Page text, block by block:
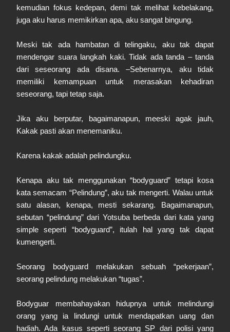
kemudian fokus kedepan, demi tak melihat kebelakang,
juga aku harus memikirkan apa, aku sangat bingung.
Meski tak ada hambatan di telingaku, aku tak dapat
mendengar suara langkah kaki. Tidak ada tanda – tanda
dari seseorang ada disana. –Sebenarnya, aku tidak
memiliki kemampuan untuk merasakan kehadiran
seseorang, tapi tetap saja.
Jika aku berputar, bagaimanapun, meeski agak jauh,
Kakak pasti akan menemaniku.
Karena kakak adalah pelindungku.
Kenapa aku tak menggunakan “bodyguard” tetapi kosa
kata semacam “Pelindung”, aku tak mengerti. Walau untuk
satu alasan, kenapa, mesti sekarang. Bagaimanapun,
sebutan “pelindung” dari Yotsuba berbeda dari kata yang
simple seperti “bodyguard”, itulah hal yang tak dapat
kumengerti.
Seorang bodyguard melakukan sebuah “pekerjaan”,
seorang pelindung melakukan “tugas”.
Bodyguar membahayakan hidupnya untuk melindungi
orang yang ia lindungi untuk mendapatkan uang dan
hadiah. Ada kasus seperti seorang SP dari polisi yang